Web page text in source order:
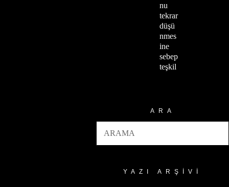
nu
tekrar
düşü
nmes
ine
sebep
teşkil
ARA
YAZI ARŞIVI